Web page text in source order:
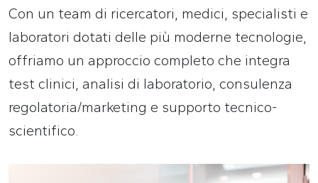
Con un team di ricercatori, medici, specialisti e
laboratori dotati delle più moderne tecnologie,
offriamo un approccio completo che integra
test clinici, analisi di laboratorio, consulenza
regolatoria/marketing e supporto tecnico-
scientifico.